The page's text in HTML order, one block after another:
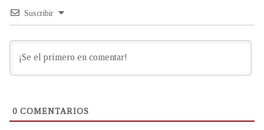
Suscribir
0 COMENTARIOS